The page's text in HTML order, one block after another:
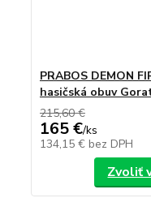
PRABOS DEMON
hasičská obuv
215,60 €
165 €/ks
134,15 € bez DPH
Zvoliť